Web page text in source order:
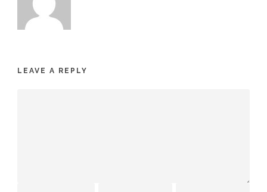
LEAVE A REPLY